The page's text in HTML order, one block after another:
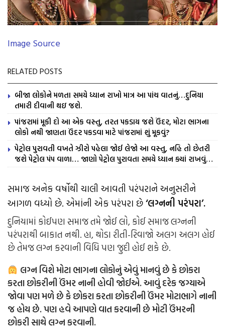
Image Source
RELATED POSTS
બીજા લોકોને મળતા સમયે ધ્યાન રાખો માત્ર આ પાંચ વાતનું…દુનિયા
તમારી દીવાની થઇ જશે.
પાંજરામાં મૂકી દો આ એક વસ્તુ, તરત પકડાય જશે ઉંદર, મોટા ભાગના
લોકો નથી જાણતા ઉંદર પકડવા માટે પાંજરામાં શું મૂકવું?
પેટ્રોલ પુરાવતી વખતે ઝીરો પહેલા જોઈ લેજો આ વસ્તુ, નહિ તો છેતરી
જશે પેટ્રોલ પંપ વાળા… જાણો પેટ્રોલ પુરાવતા સમયે ધ્યાન ક્યાં રાખવું…
સમાજ અનેક વર્ષોથી ચાલી આવતી પરંપરાને અનુસરીને
આગળ વધ્યો છે. એમાંની એક પરંપરા છે‘લગ્નની પરંપરા’.
દુનિયામાં કોઈપણ સમાજ તમે જોઈ લો, કોઈ સમાજ લગ્નની
પરંપરાથી બાકાત નથી. હા, થોડા રીતી-રિવાજો અલગ અલગ હોઈ
છે તેમજ લગ્ન કરવાની વિધિ પણ જુદી હોઈ શકે છે.
લગ્ન વિશે મોટા ભાગના લોકોનું એવું માનવું છે કે છોકરા
કરતા છોકરીની ઉંમર નાની હોવી જોઈએ. આવું દરેક જગ્યાએ
જોવા પણ મળે છે કે છોકરા કરતા છોકરીની ઉંમર મોટાભાગે નાની
જ હોય છે. પણ હવે આપણે વાત કરવાની છે મોટી ઉંમરની
છોકરી સાથે લગ્ન કરવાની.